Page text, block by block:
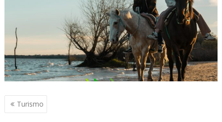
Navegación
de
Turismo